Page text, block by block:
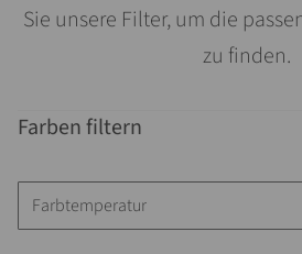
Sie unsere Filter, um die
zu finden.
Farben filtern
Farbtemperatur